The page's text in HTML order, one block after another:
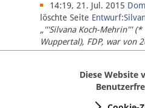
14:19, 21. Jul. 2015
löschte Seite
„'''Silvana Koch-Mehrin'''
Wuppertal), FDP, war von
Europäischen Parlaments,
Diese Website